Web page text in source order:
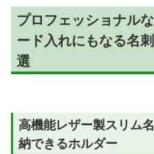
プロフェッショナル
ード入れにもなる名
選
高機能レザー製スリム
納できるホルダー